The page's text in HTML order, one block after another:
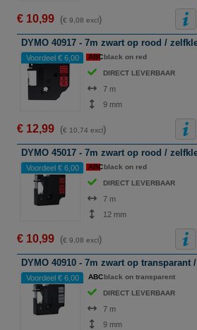
€ 10,99 (€ 9,08 excl)
DYMO 40917 - 7m zwart op rood /
Voordeel € 6,00 ABCblack on red
DIRECT LEVERBAAR
7 m
9 mm
€ 12,99 (€ 10,74 excl)
DYMO 45017 - 7m zwart op rood /
Voordeel € 6,00 ABCblack on red
DIRECT LEVERBAAR
7 m
12 mm
€ 10,99 (€ 9,08 excl)
DYMO 40910 - 7m zwart op
Voordeel € 6,00 ABCblack on transparent
DIRECT LEVERBAAR
7 m
9 mm